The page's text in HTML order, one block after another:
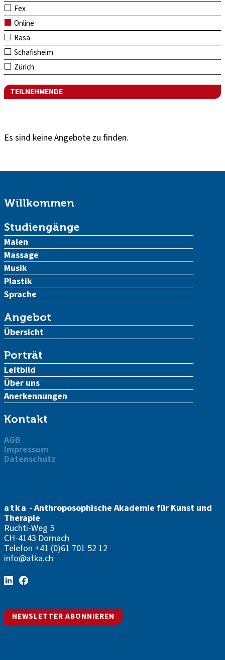
Fex
Online
Rasa
Schafisheim
Zürich
TEILNEHMENDE
Es sind keine Angebote zu finden.
Willkommen
Studiengänge
Malen
Massage
Musik
Plastik
Sprache
Angebot
Übersicht
Porträt
Leitbild
Über uns
Anerkennungen
Kontakt
AGB
Impressum
Datenschutz
atka - Anthroposophische Akademie für Kunst und
Therapie
Ruchti-Weg 5
CH-4143 Dornach
Telefon +41 (0)61 701 52 12
info@atka.ch
NEWSLETTER ABONNIEREN